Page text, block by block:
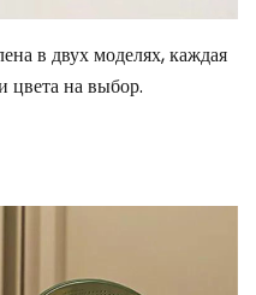
в двух моделях, каждая
цвета на выбор.